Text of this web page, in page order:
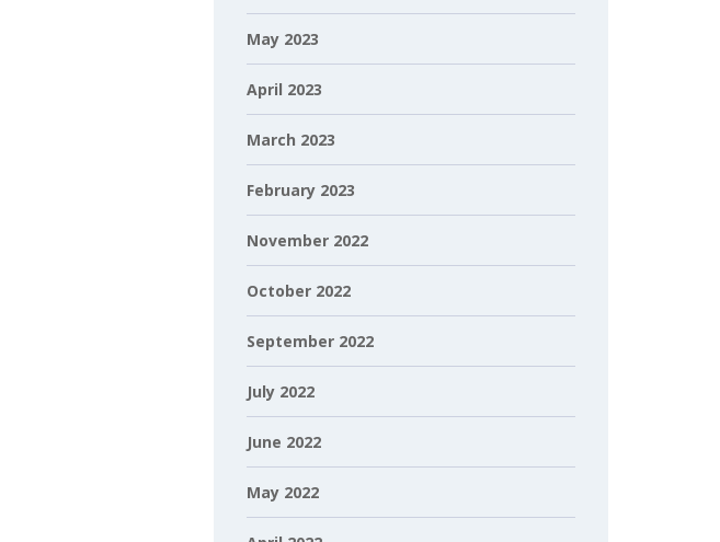
May 2023
April 2023
March 2023
February 2023
November 2022
October 2022
September 2022
July 2022
June 2022
May 2022